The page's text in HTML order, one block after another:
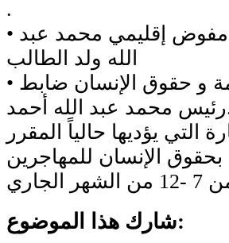
.
• مدير أمن الدولة والإستخبارات مفوض إقليمي محمد عبد
الله ولد الطالب
• مدير مكتب الإعلام و العلاقات العامة و حقوق الإنسان ضابط
أحمد.
التي يؤديها حالياً المقرر
الإنسان للمهاجرين
شارك هذا الموضوع: